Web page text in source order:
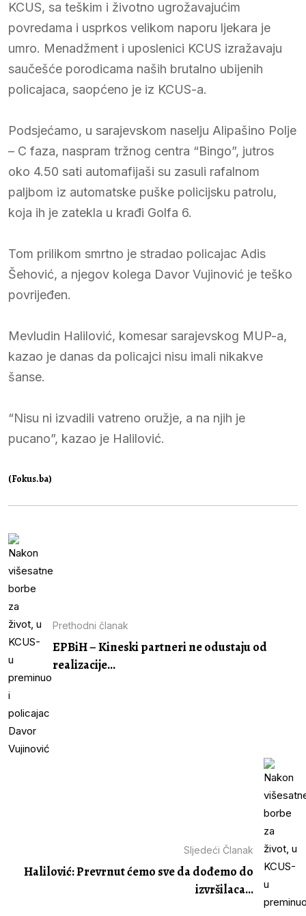
KCUS, sa teškim i životno ugrožavajućim
povredama i usprkos velikom naporu ljekara je
umro. Menadžment i uposlenici KCUS izražavaju
saučešće porodicama naših brutalno ubijenih
policajaca, saopćeno je iz KCUS-a.
Podsjećamo, u sarajevskom naselju Alipašino Polje
– C faza, naspram tržnog centra “Bingo”, jutros
oko 4.50 sati automafijaši su zasuli rafalnom
paljbom iz automatske puške policijsku patrolu,
koja ih je zatekla u krađi Golfa 6.
Tom prilikom smrtno je stradao policajac Adis
Šehović, a njegov kolega Davor Vujinović je teško
povrijeđen.
Mevludin Halilović, komesar sarajevskog MUP-a,
kazao je danas da policajci nisu imali nikakve
šanse.
“Nisu ni izvadili vatreno oružje, a na njih je
pucano”, kazao je Halilović.
(Fokus.ba)
Prethodni članak
EPBiH – Kineski partneri ne odustaju od
realizacije...
Sljedeći Članak
Halilović: Prevrnut ćemo sve da dođemo do
izvršilaca...